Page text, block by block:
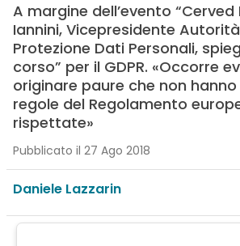
A margine dell’evento
Iannini, Vicepresidente
Protezione Dati Personali,
corso” per il GDPR. «Occorre
originare paure che non
regole del Regolamento
rispettate»
Pubblicato il 27 Ago 2018
Daniele Lazzarin